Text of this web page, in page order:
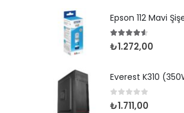
4.505 üzerinden
₺1.272,00
0 5 üzerinden
₺1.711,00